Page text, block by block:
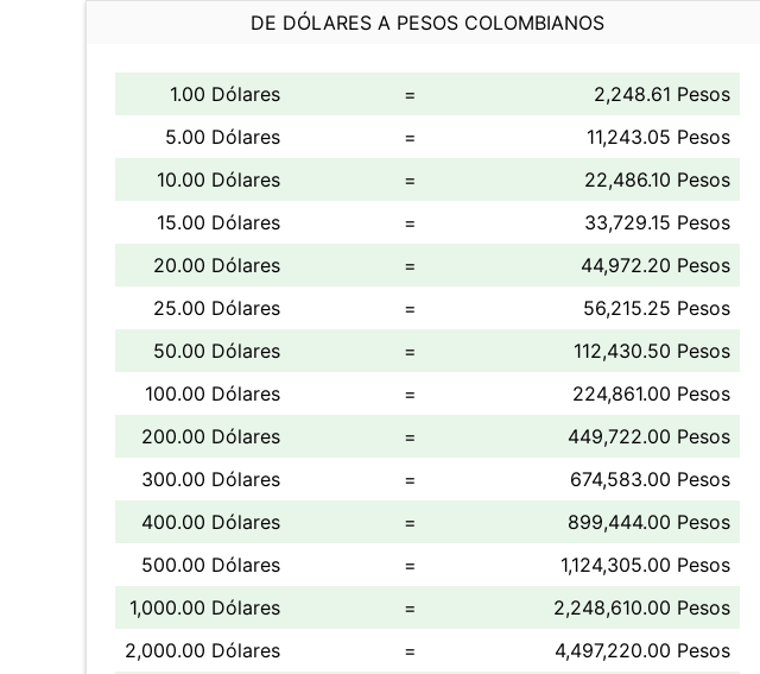
DE DÓLARES A PESOS COLOMBIANOS
1.00 Dólares =
2,248.61 Pesos
5.00 Dólares
=
11,243.05 Pesos
10.00 Dólares
=
22,486.10 Pesos
15.00 Dólares
=
33,729.15 Pesos
20.00 Dólares
=
44,972.20 Pesos
25.00 Dólares
=
56,215.25 Pesos
50.00 Dólares
=
112,430.50 Pesos
100.00 Dólares
=
224,861.00 Pesos
200.00 Dólares
=
449,722.00 Pesos
300.00 Dólares
=
674,583.00 Pesos
400.00 Dólares
=
899,444.00 Pesos
500.00 Dólares
=
1,124,305.00 Pesos
1,000.00 Dólares
=
2,248,610.00 Pesos
2,000.00 Dólares
= 4,497,220.00 Pesos